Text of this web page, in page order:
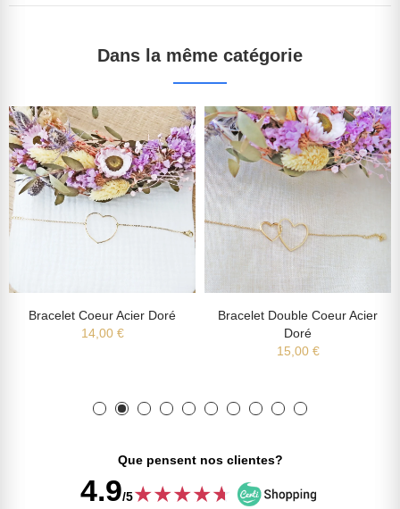
Dans la même catégorie
Bracelet Coeur Acier Doré
14,00 €
Bracelet Double Coeur Acier
Doré
15,00 €
Que pensent nos clientes?
4.9/5★★★★★
★